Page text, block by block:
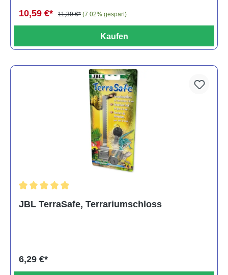
10,59 €* 11,39 €* (7.02% gespart)
Kaufen
JBL TerraSafe, Terrariumschloss
6,29 €*